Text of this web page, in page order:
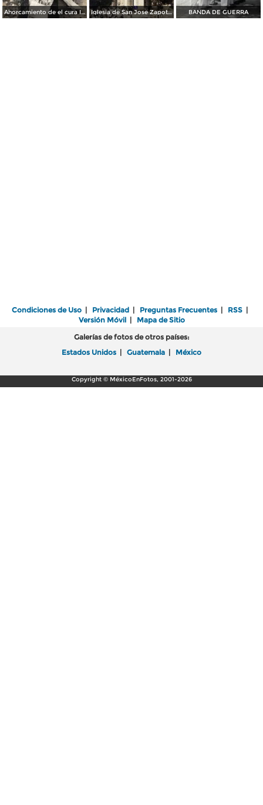
Ahorcamiento de el cura Inocencio Flores S. DURANTE LA GUERRA CRISTERA. Iglesia de San Jose Zapotlan Jalisco BANDA DE GUERRA
Condiciones de Uso | Privacidad | Preguntas Frecuentes | RSS |
Versión Móvil| Mapa de Sitio
Galerías de fotos de otros países:
Estados Unidos | Guatemala | México
Copyright © MéxicoEnFotos, 2001-2026